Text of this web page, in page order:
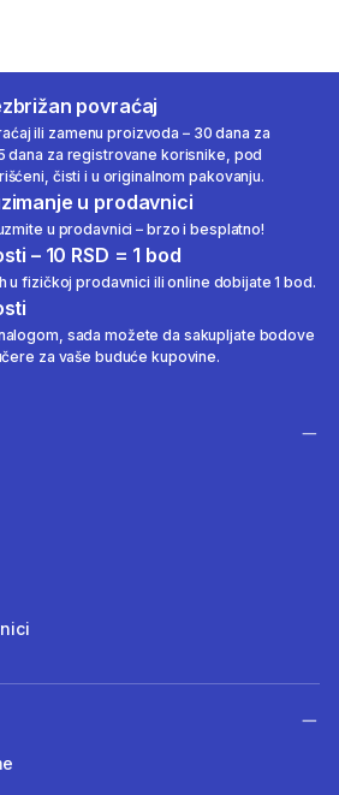
povraćaj
ili zamenu proizvoda – 30 dana za
dana za registrovane korisnike, pod
čisti i u originalnom pakovanju.
u prodavnici
u prodavnici – brzo i besplatno!
– 10 RSD = 1 bod
u fizičkoj prodavnici ili online dobijate 1 bod.
sada možete da sakupljate bodove
za vaše buduće kupovine.